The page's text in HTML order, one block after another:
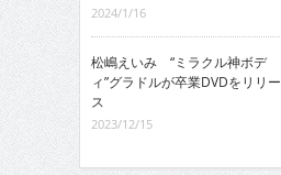
2024/1/16
松嶋えいみ “ミラクル神ボデ
ィ”グラドルが卒業DVDをリリー
ス
2023/12/15